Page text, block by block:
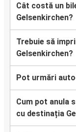
Cât costă un
Gelsenkirchen?
Trebuie să
Gelsenkirchen?
Pot urmări
Cum pot anula
cu destinația